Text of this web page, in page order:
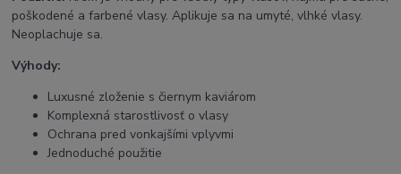
poškodené a farbené vlasy. Aplikuje sa na umyté, vlhké vlasy.
Neoplachuje sa.
Výhody:
Luxusné zloženie s čiernym kaviárom
Komplexná starostlivosť o vlasy
Ochrana pred vonkajšími vplyvmi
Jednoduché použitie